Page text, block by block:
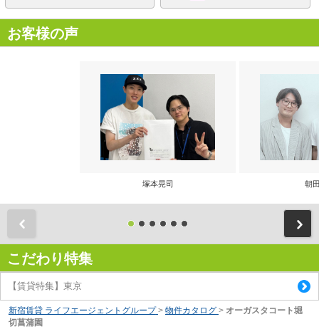
お客様の声
塚本晃司 朝
こだわり特集
【賃貸特集】東京
新宿賃貸 ライフエージェントグループ > 物件カタログ > オーガスタコート堀
切菖蒲園